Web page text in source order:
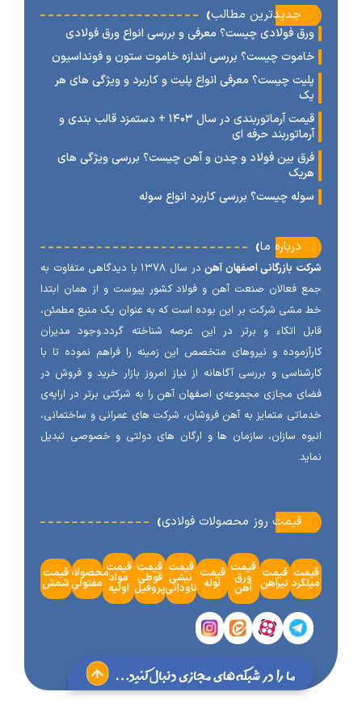
‹جدیدترین مطالب
فولادی چیست؟ معرفی و بررسی انواع ورق فولادی
چیست؟ بررسی اندازه خاموت ستون و فونداسیون
چیست؟ معرفی انواع پلیت و کاربرد و ویژگی های هر
قیمت آرماتوربندی در سال ۱۴۰۳ + دستمزد قالب بندی و
حرفه ای
بین فولاد و چدن و آهن چیست؟ بررسی ویژگی های
چیست؟ بررسی کاربرد انواع سوله
درباره ما
بازرگانی اصفهان آهن
در سال ۱۳۷۸ با دیدگاهی متفاوت به
فعالان صنعت آهن و فولاد کشور پیوست و از همان ابتدا
مشی شرکت بر این بوده است که به عنوان یک منبع مطمئن،
اتکاء و برتر در این عرصه شناخته گردد.وجود مدیران
و نیروهای متخصص این زمینه را فراهم نموده تا با
و بررسی آگاهانه از نیاز امروز بازار خرید و فروش در
مجازی مجموعه‌ی اصفهان آهن را به شرکتی برتر در ارایه‌ی
متمایز به آهن فروشان، شرکت های عمرانی و ساختمانی،
سازان، سازمان ها و ارگان های دولتی و خصوصی تبدیل
‹قیمت روز محصولات فولادی
قیمت
تیرآهن
قیمت
ورق
آهن
قیمت
لوله
قیمت
نبشی
ناودانی
قیمت
قوطی
پروفیل
قیمت
مواد
اولیه
محصولات
مفتولی
قیمت
شمش